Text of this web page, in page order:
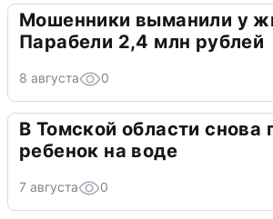
Мошенники выманили у
Парабели 2,4 млн рублей
8 августа 0
В Томской области снова
ребенок на воде
7 августа 0